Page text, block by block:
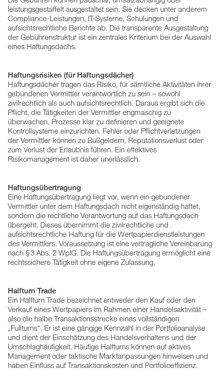
leistungsgestaffelt ausgestaltet sein. Sie decken unter anderem
Compliance-Leistungen, IT-Systeme, Schulungen und
aufsichtsrechtliche Berichte ab. Die transparente Ausgestaltung
der Gebührenstruktur ist ein zentrales Kriterium bei der Auswahl
eines Haftungsdachs.
Haftungsrisiken (für Haftungsdächer)
Haftungsdächer tragen das Risiko, für sämtliche Aktivitäten ihrer
gebundenen Vermittler verantwortlich zu sein – sowohl
zivilrechtlich als auch aufsichtsrechtlich. Daraus ergibt sich die
Pflicht, die Tätigkeiten der Vermittler engmaschig zu
überwachen, Prozesse klar zu definieren und geeignete
Kontrollsysteme einzurichten. Fehler oder Pflichtverletzungen
der Vermittler können zu Bußgeldern, Reputationsverlust oder
zum Verlust der Erlaubnis führen. Ein effektives
Risikomanagement ist daher unerlässlich.
Haftungsübertragung
Eine Haftungsübertragung liegt vor, wenn ein gebundener
Vermittler unter dem Haftungsdach nicht eigenständig haftet,
sondern die rechtliche Verantwortung auf das Haftungsdach
übergeht. Dieses übernimmt die zivilrechtliche und
aufsichtsrechtliche Haftung für die Wertpapierdienstleistungen
des Vermittlers. Voraussetzung ist eine vertragliche Vereinbarung
nach § 3 Abs. 2 WpIG. Die Haftungsübertragung ermöglicht eine
rechtssichere Tätigkeit ohne eigene Zulassung.
Halfturn Trade
Ein Halfturn Trade bezeichnet entweder den Kauf oder den
Verkauf eines Wertpapiers im Rahmen einer Handelsaktivität –
also die halbe Transaktionsstrecke eines vollständigen
„Fullturns“. Er ist eine gängige Kennzahl in der Portfolioanalyse
und dient der Einschätzung des Handelsverhaltens und der
Umschlaghäufigkeit. Häufige Halfturns können auf aktives
Management oder taktische Marktanpassungen hinweisen und
haben Einfluss auf Transaktionskosten und Portfolioeffizienz.